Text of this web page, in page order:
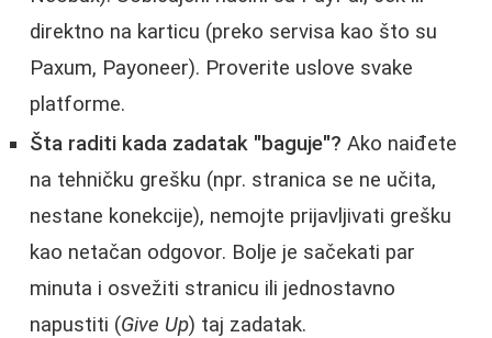
direktno na karticu (preko servisa kao što su
Paxum, Payoneer). Proverite uslove svake
platforme.
Šta raditi kada zadatak "baguje"? Ako naiđete
na tehničku grešku (npr. stranica se ne učita,
nestane konekcije), nemojte prijavljivati grešku
kao netačan odgovor. Bolje je sačekati par
minuta i osvežiti stranicu ili jednostavno
napustiti (Give Up) taj zadatak.